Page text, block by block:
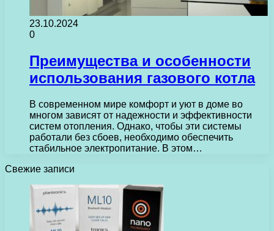
23.10.2024
0
Преимущества и особенности
использования газового котла
В современном мире комфорт и уют в доме во
многом зависят от надежности и эффективности
систем отопления. Однако, чтобы эти системы
работали без сбоев, необходимо обеспечить
стабильное электропитание. В этом…
Свежие записи